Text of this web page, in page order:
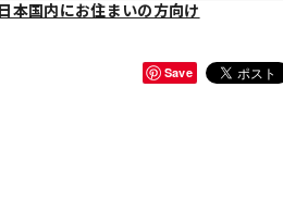
日本国内にお住まいの方向け
Save